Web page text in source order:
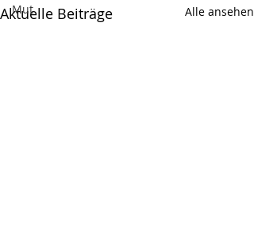
Mut
Aktuelle Beiträge Alle ansehen